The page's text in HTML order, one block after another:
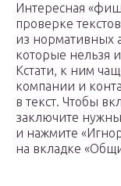
Интересная
проверке
из нормативных
которые нельзя
Кстати, к ним
компании и
в текст. Чтобы
заключите
и нажмите
на вкладке